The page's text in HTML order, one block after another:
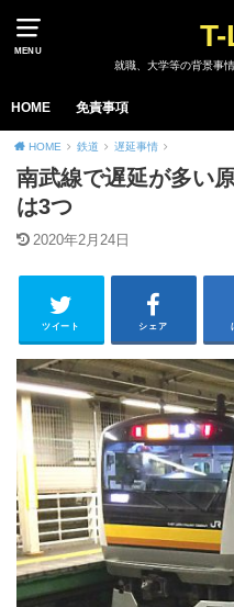
MENU
就職、大学等の背景事
HOME 免責事項
HOME 鉄道 遅延事情
南武線で遅延が多い
は3つ
2020年2月24日
ツイート シェア